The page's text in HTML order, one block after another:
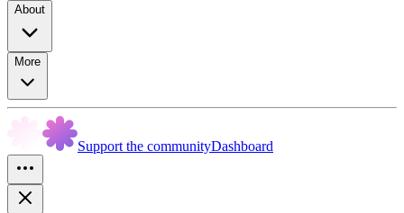
About
More
Support the communityDashboard